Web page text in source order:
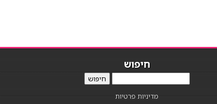
חיפוש
חיפוש
מדיניות פרטיות